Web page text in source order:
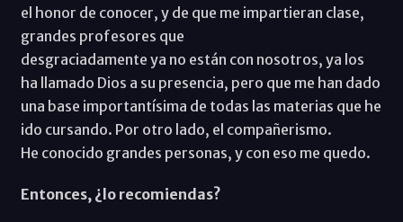
el honor de conocer, y de que me impartieran clase,
grandes profesores que
desgraciadamente ya no están con nosotros, ya los
ha llamado Dios a su presencia, pero que me han dado
una base importantísima de todas las materias que he
ido cursando. Por otro lado, el compañerismo.
He conocido grandes personas, y con eso me quedo.
Entonces, ¿lo recomiendas?